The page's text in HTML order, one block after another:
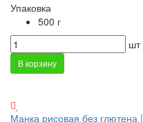
Упаковка
500 г
шт
В корзину
Манка рисовая без глютена |